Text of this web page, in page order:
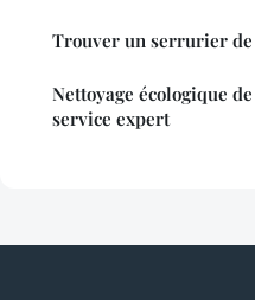
Trouver un serrurier de
Nettoyage écologique
service expert